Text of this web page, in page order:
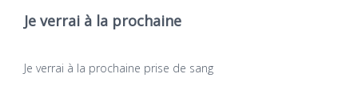
Je verrai à la prochaine
Je verrai à la prochaine prise de sang